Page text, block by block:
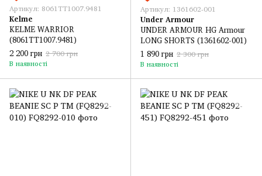
Артикул: 8061TT1007.9481
Kelme
KELME WARRIOR
(8061TT1007.9481)
2 200 грн 2 700 грн
В наявності
Артикул: 1361602-001
Under Armour
UNDER ARMOUR HG Armour
LONG SHORTS (1361602-001)
1 890 грн 2 300 грн
В наявності